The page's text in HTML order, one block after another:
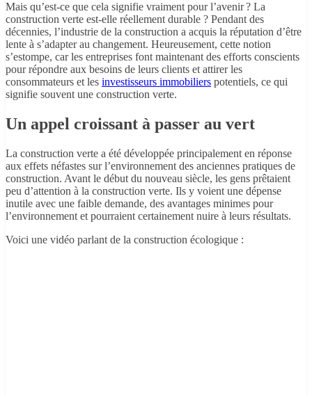
Mais qu’est-ce que cela signifie vraiment pour l’avenir ? La
construction verte est-elle réellement durable ? Pendant des
décennies, l’industrie de la construction a acquis la réputation d’être
lente à s’adapter au changement. Heureusement, cette notion
s’estompe, car les entreprises font maintenant des efforts conscients
pour répondre aux besoins de leurs clients et attirer les
consommateurs et les investisseurs immobiliers potentiels, ce qui
signifie souvent une construction verte.
Un appel croissant à passer au vert
La construction verte a été développée principalement en réponse
aux effets néfastes sur l’environnement des anciennes pratiques de
construction. Avant le début du nouveau siècle, les gens prêtaient
peu d’attention à la construction verte. Ils y voient une dépense
inutile avec une faible demande, des avantages minimes pour
l’environnement et pourraient certainement nuire à leurs résultats.
Voici une vidéo parlant de la construction écologique :